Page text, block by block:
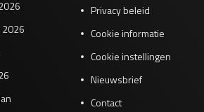
2026
Privacy beleid
Cookie informatie
Cookie instellingen
Nieuwsbrief
Contact